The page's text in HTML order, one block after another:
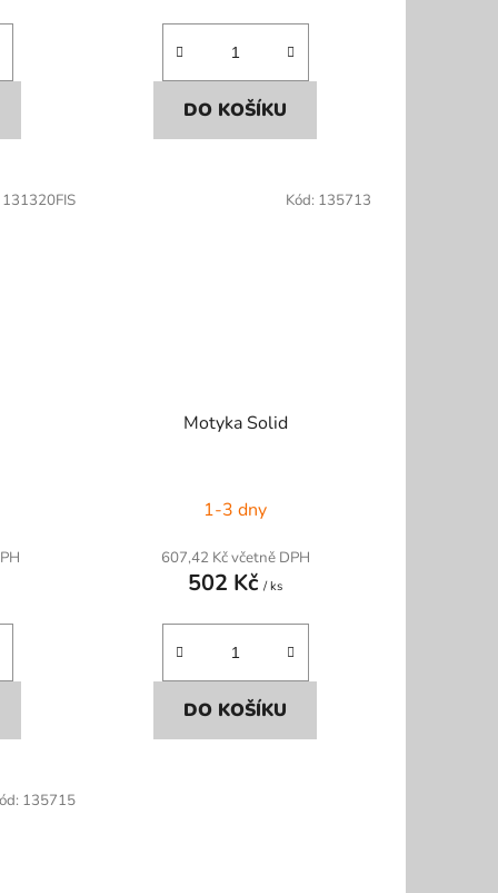
DO KOŠÍKU
131320FIS
Motyka Solid
1-3 dny
607,42 Kč včetně DPH
502 Kč/ ks
DO KOŠÍKU
Kód: 135713
135715